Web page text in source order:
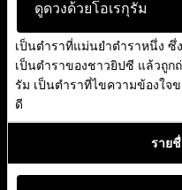
ดูดวงด้วยโอเรกุรัม
เป็นตำราที่แม่นยำตำราหนึ่ง ซึ่
เป็นตำราของชาวยิปซี แล้วถูก
รัม เป็นตำราที่ไขความข้องใจ
ดี
ราย